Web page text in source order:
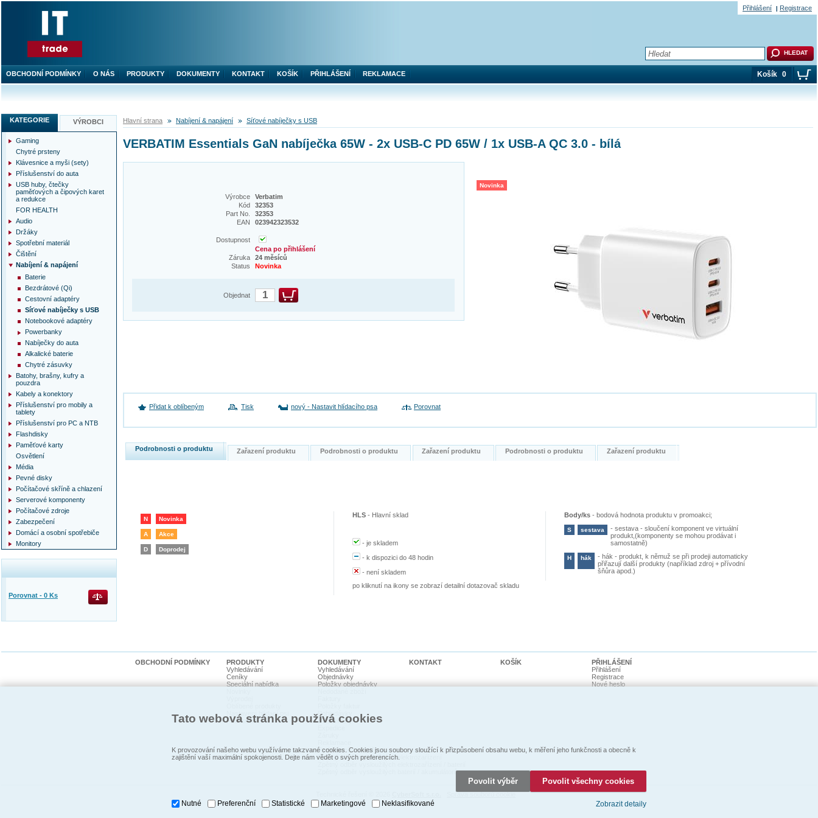
Hlavní strana Nabíjení & napájení Síťové nabíječky s USB
VERBATIM Essentials GaN nabíječka 65W - 2x USB-C PD 65W / 1x USB-A QC 3.0 - bílá
Novinka
Výrobce
Verbatim
Kód
32353
Part No.
32353
EAN
023942323532
Dostupnost
Cena po přihlášení
Záruka
24 měsíců
Status
Novinka
Objednat
Přidat k oblíbeným Tisk nový - Nastavit hlídacího psa Porovnat
Podrobnosti o produktu Zařazení produktu Podrobnosti o produktu Zařazení produktu Podrobnosti o produktu Zařazení produktu
N Novinka
A Akce
D Doprodej
HLS - Hlavní sklad
-je skladem
-k dispozici do 48 hodin
-není skladem
po kliknutí na ikony se zobrazí detailní dotazovač skladu
Body/ks -bodová hodnota produktu v promoakci;
S sestava -sestava - sloučení komponent ve virtuální
produkt,(komponenty se mohou prodávat i
samostatně)
H hák -hák - produkt, k němuž se při prodeji automaticky
přiřazují další produkty (například zdroj + přívodní
šňůra apod.)
KATEGORIE VÝROBCI
Gaming
Chytré prsteny
Klávesnice a myši (sety)
Příslušenství do auta
USB huby, čtečky
paměťových a čipových karet
a redukce
FOR HEALTH
Audio
Držáky
Spotřební materiál
Čištění
Nabíjení & napájení
Baterie
Bezdrátové (Qi)
Cestovní adaptéry
Síťové nabíječky s USB
Notebookové adaptéry
Powerbanky
Nabíječky do auta
Alkalické baterie
Chytré zásuvky
Batohy, brašny, kufry a
pouzdra
Kabely a konektory
Příslušenství pro mobily a
tablety
Příslušenství pro PC a NTB
Flashdisky
Paměťové karty
Osvětlení
Média
Pevné disky
Počítačové skříně a chlazení
Serverové komponenty
Počítačové zdroje
Zabezpečení
Domácí a osobní spotřebiče
Monitory
Porovnat - 0 Ks
OBCHODNÍ PODMÍNKY O NÁS PRODUKTY DOKUMENTY KONTAKT KOŠÍK PŘIHLÁŠENÍ REKLAMACE Košík 0
Přihlášení Registrace
OBCHODNÍ PODMÍNKY
PRODUKTY
Vyhledávání
Ceníky
Speciální nabídka
Nastavení hlídací psi
Promoakce
DOKUMENTY
Vyhledávání
Objednávky
Položky objednávky
Pohledávky
Dodací listy
Prohlášení o shodě
Zpětný odběr vysloužilých elektrozaŕízení
Zpětný odběr vysloužilých baterií / akumulátorů
KONTAKT KOŠÍK
PŘIHLÁŠENÍ
Přihlášení
Registrace
Nové heslo
Tato webová stránka používá cookies
K provozování našeho webu využíváme takzvané cookies. Cookies jsou soubory sloužící k přizpůsobení obsahu webu, k měření jeho funkčnosti a obecně k
zajištění vaší maximální spokojenosti. Dejte nám vědět o svých preferencích.
Povolit výběr Povolit všechny cookies
Nutné Preferenční Statistické Marketingové Neklasifikované Zobrazit detaily